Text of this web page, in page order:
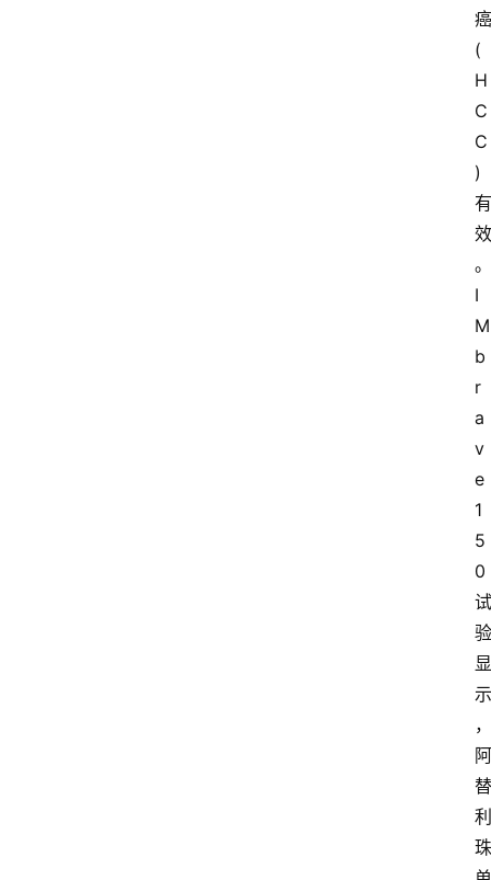
癌
(
H
C
C
)
有
效
。
I
M
b
r
a
v
e
1
5
0
试
验
显
示
，
阿
替
利
珠